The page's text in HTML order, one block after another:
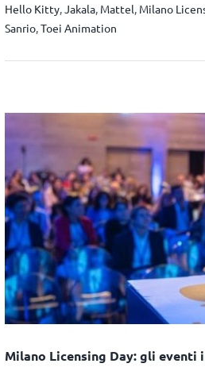
Hello Kitty,Jakala, Mattel, Milano
Sanrio,Toei Animation
Milano Licensing Day: gli